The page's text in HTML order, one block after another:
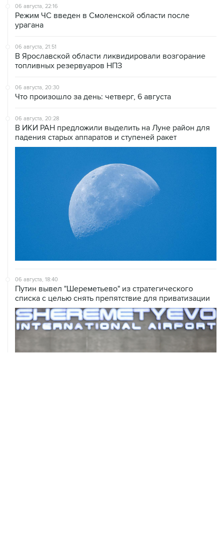
06 августа, 22:16
Режим ЧС введен в Смоленской области после
урагана
06 августа, 21:51
В Ярославской области ликвидировали возгорание
топливных резервуаров НПЗ
06 августа, 20:30
Что произошло за день: четверг, 6 августа
06 августа, 20:28
В ИКИ РАН предложили выделить на Луне район для
падения старых аппаратов и ступеней ракет
06 августа, 18:40
Путин вывел "Шереметьево" из стратегического
списка с целью снять препятствие для приватизации